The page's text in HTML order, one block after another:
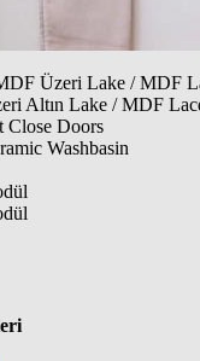
Üzeri Lake / MDF
Altın Lake / MDF
Close Doors
Washbasin